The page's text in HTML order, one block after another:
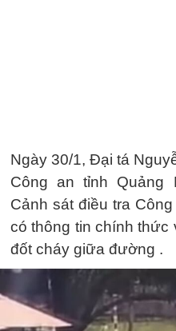
Ngày 30/1, Đại tá
Công an tỉnh Quảng
Cảnh sát điều tra
có thông tin chính thức
đốt cháy giữa đường .